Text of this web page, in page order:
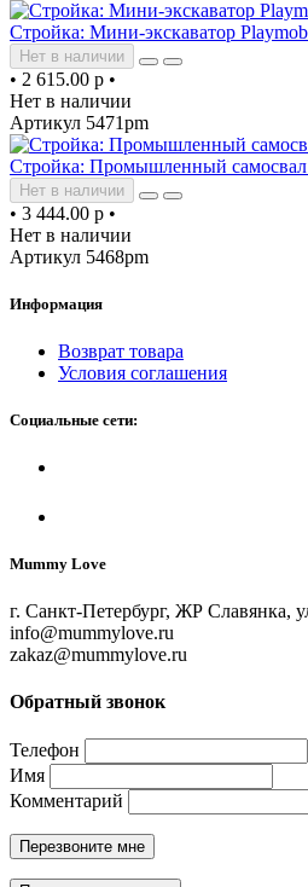
Стройка: Мини-экскаватор
Нет в наличии
• 2 615.00 р •
Нет в наличии
Артикул 5471pm
Стройка: Промышленный
Нет в наличии
• 3 444.00 р •
Нет в наличии
Артикул 5468pm
Информация
Возврат товара
Условия соглашения
Социальные сети:
Mummy Love
г. Санкт-Петербург, ЖР Славянка,
info@mummylove.ru
zakaz@mummylove.ru
Обратный звонок
Телефон
Имя
Комментарий
Перезвоните мне